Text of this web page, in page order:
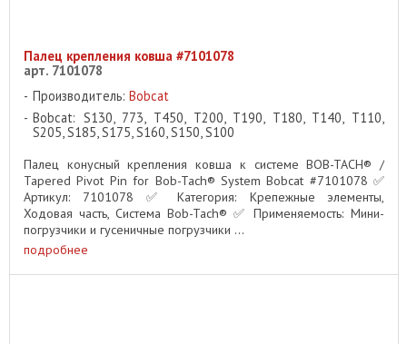
Палец крепления ковша #7101078
арт. 7101078
Производитель: Bobcat
Bobcat: S130, 773, T450, T200, T190, T180, T140, T110,
S205, S185, S175, S160, S150, S100
Палец конусный крепления ковша к системе BOB-TACH® /
Tapered Pivot Pin for Bob-Tach® System Bobcat #7101078 ✅
Артикул: 7101078 ✅ Категория: Крепежные элементы,
Ходовая часть, Система Bob-Tach® ✅ Применяемость: Мини-
погрузчики и гусеничные погрузчики ...
подробнее